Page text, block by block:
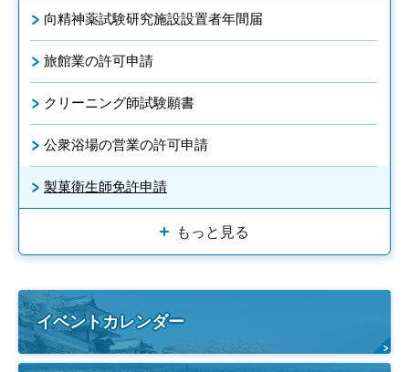
向精神薬試験研究施設設置者年間届
旅館業の許可申請
クリーニング師試験願書
公衆浴場の営業の許可申請
製菓衛生師免許申請
もっと見る
イベントカレンダー